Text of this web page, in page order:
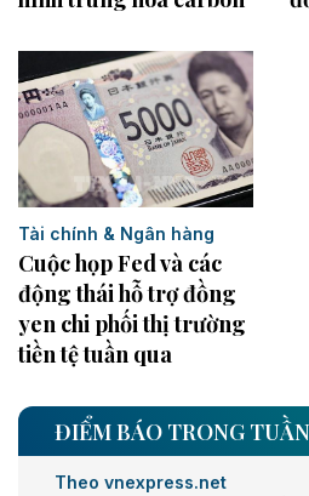
Tài chính & Ngân hàng
Cuộc họp Fed và các
động thái hỗ trợ đồng
yen chi phối thị trường
tiền tệ tuần qua
ĐIỂM BÁO TRONG TUẦN
Theo vnexpress.net